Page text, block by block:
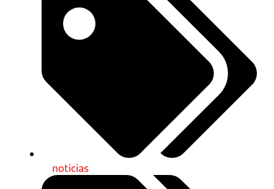
noticias